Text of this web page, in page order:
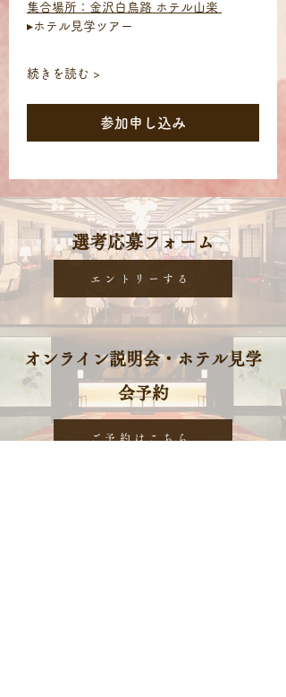
集合場所：金沢白鳥路 ホテル山楽
▸ホテル見学ツアー
続きを読む >
参加申し込み
​選考応募フォーム
エントリーする
オンライン説明会・ホテル見学
会予約
ご予約はこちら